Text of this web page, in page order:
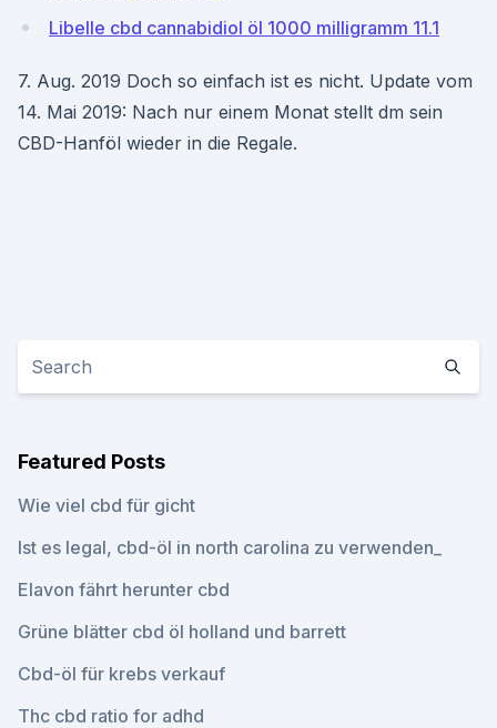
Libelle cbd cannabidiol öl 1000 milligramm 11.1
7. Aug. 2019 Doch so einfach ist es nicht. Update vom
14. Mai 2019: Nach nur einem Monat stellt dm sein
CBD-Hanföl wieder in die Regale.
Featured Posts
Wie viel cbd für gicht
Ist es legal, cbd-öl in north carolina zu verwenden_
Elavon fährt herunter cbd
Grüne blätter cbd öl holland und barrett
Cbd-öl für krebs verkauf
Thc cbd ratio for adhd